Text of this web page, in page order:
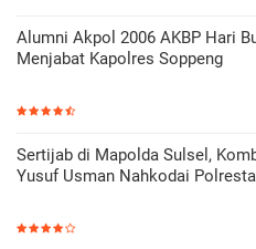
Alumni Akpol 2006 AKBP Hari
Menjabat Kapolres Soppeng
Sertijab di Mapolda Sulsel,
Yusuf Usman Nahkodai